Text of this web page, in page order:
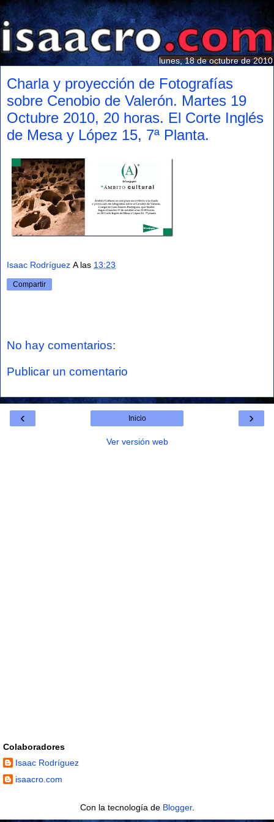
lunes, 18 de octubre de 2010
Charla y proyección de Fotografías
sobre Cenobio de Valerón. Martes 19
Octubre 2010, 20 horas. El Corte Inglés
de Mesa y López 15, 7ª Planta.
Isaac Rodríguez A las 13:23
Compartir
No hay comentarios:
Publicar un comentario
‹ ›
Inicio
Ver versión web
Colaboradores
Isaac Rodríguez
isaacro.com
Con la tecnología de Blogger.